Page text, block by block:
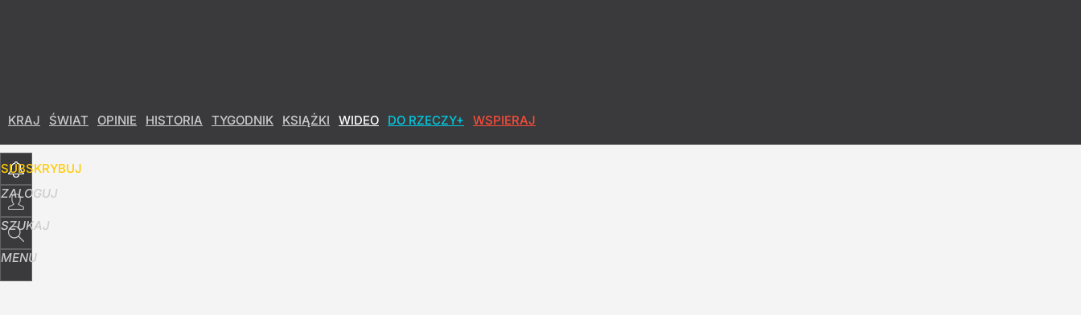
KRAJ ŚWIAT OPINIE HISTORIA TYGODNIK KSIĄŻKI WIDEO DO RZECZY+ WSPIERAJ
SUBSKRYBUJ
ZALOGUJ
SZUKAJ
MENU